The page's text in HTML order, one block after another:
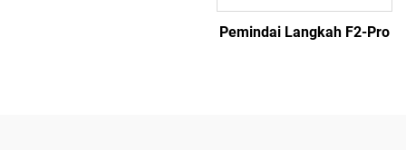
Pemindai Langkah F2-Pro